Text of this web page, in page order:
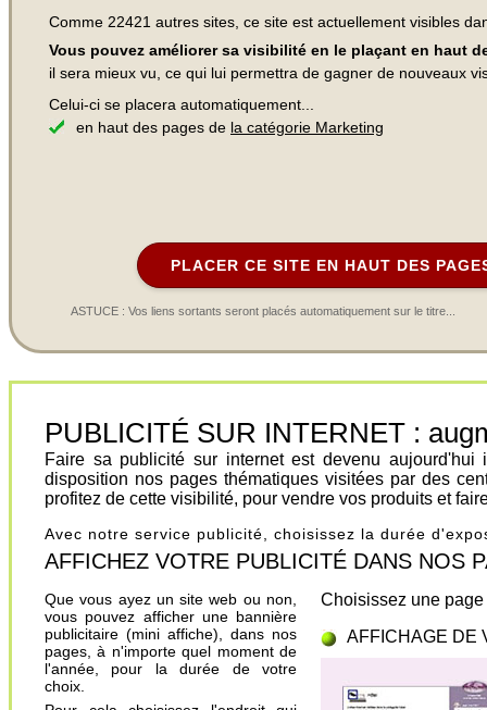
Comme 22421 autres sites, ce site est actuellement visibles
Vous pouvez améliorer sa visibilité en le plaçant en haut
il sera mieux vu, ce qui lui permettra de gagner de nouveaux
Celui-ci se placera automatiquement...
en haut des pages de la catégorie Marketing
PLACER CE SITE EN HAUT DES
ASTUCE : Vos liens sortants seront placés automatiquement sur le titre...
PUBLICITÉ SUR INTERNET :
Faire sa publicité sur internet est devenu
disposition nos pages thématiques visitées par des
profitez de cette visibilité, pour vendre vos produits et
Avec notre service publicité, choisissez la durée
AFFICHEZ VOTRE PUBLICITÉ DANS NOS
Que vous ayez un site web ou non,
vous pouvez afficher une bannière
publicitaire (mini affiche), dans nos
pages, à n'importe quel moment de
l'année, pour la durée de votre
choix.
Choisissez une
AFFICHAGE DE